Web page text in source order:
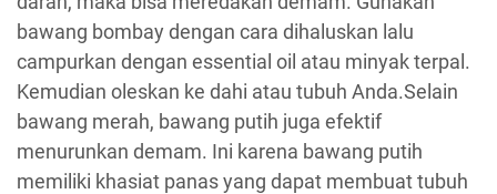
bawang bombay dengan cara dihaluskan lalu
campurkan dengan essential oil atau minyak terpal.
Kemudian oleskan ke dahi atau tubuh Anda.Selain
bawang merah, bawang putih juga efektif
menurunkan demam. Ini karena bawang putih
memiliki khasiat panas yang dapat membuat tubuh